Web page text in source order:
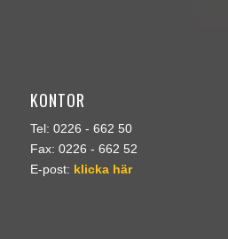
KONTOR
Tel: 0226 - 662 50
Fax: 0226 - 662 52
E-post: klicka här